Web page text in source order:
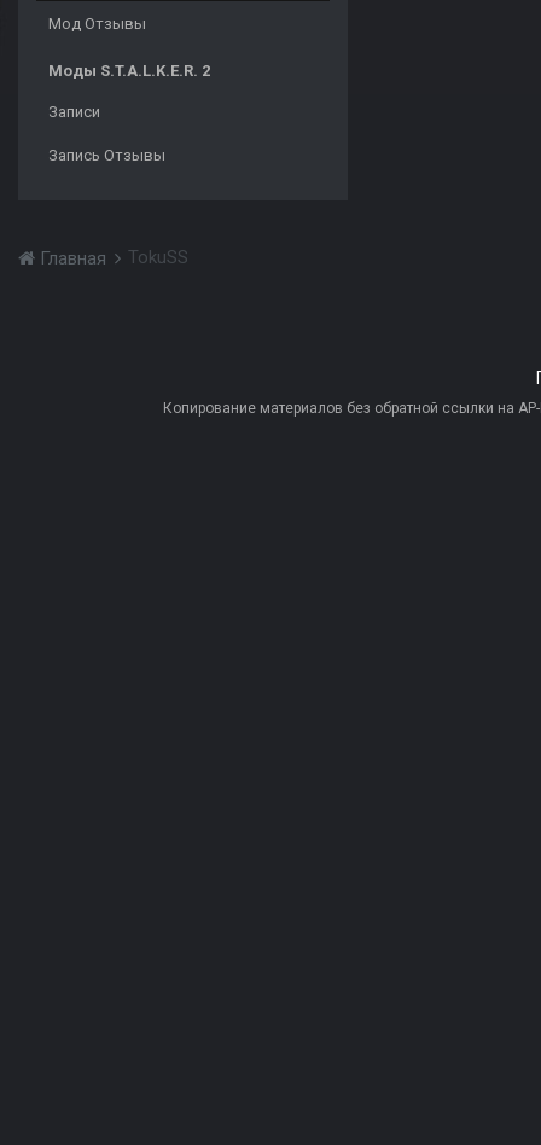
Мод Отзывы
Моды S.T.A.L.K.E.R. 2
Записи
Запись Отзывы
Главная TokuSS
Копирование материалов без обратной ссылки на